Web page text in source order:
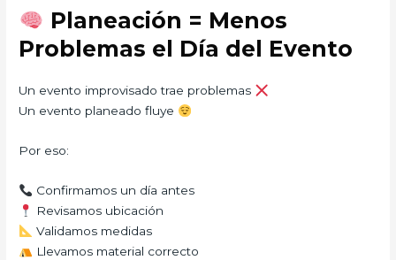
Planeación = Menos
Problemas el Día del Evento
Un evento improvisado trae problemas
Un evento planeado fluye
Por eso:
Confirmamos un día antes
Revisamos ubicación
Validamos medidas
Llevamos material correcto